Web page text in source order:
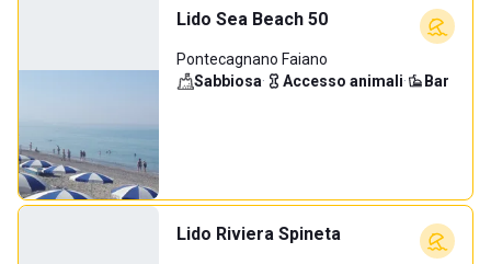
Lido Sea Beach 50
Pontecagnano Faiano
Sabbiosa· Accesso animali· Bar
Lido Riviera Spineta